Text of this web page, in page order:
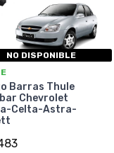
NO DISPONIBLE
Barras Thule
Chevrolet
Celta-Astra-